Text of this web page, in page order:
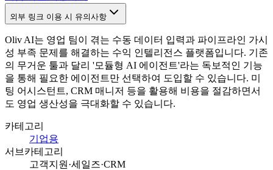
외부 링크 이용 시 유의사항
Oliv AI는 영업 팀이 겪는 수동 데이터 입력과 파이프라인 가시
성 부족 문제를 해결하는 수익 인텔리전스 플랫폼입니다. 기존
의 무거운 툴과 달리 '모듈형 AI 에이전트'라는 독보적인 기능
을 통해 필요한 에이전트만 선택하여 도입할 수 있습니다. 미
팅 어시스턴트, CRM 매니저 등을 활용해 비용을 절감하면서
도 영업 생산성을 극대화할 수 있습니다.
카테고리
기업용
서브카테고리
고객지원·세일즈·CRM